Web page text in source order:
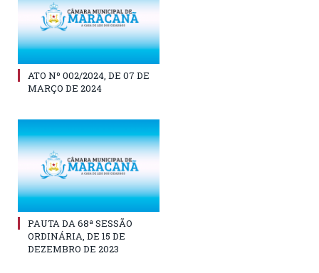
ATO Nº 002/2024, DE 07 DE
MARÇO DE 2024
PAUTA DA 68ª SESSÃO
ORDINÁRIA, DE 15 DE
DEZEMBRO DE 2023